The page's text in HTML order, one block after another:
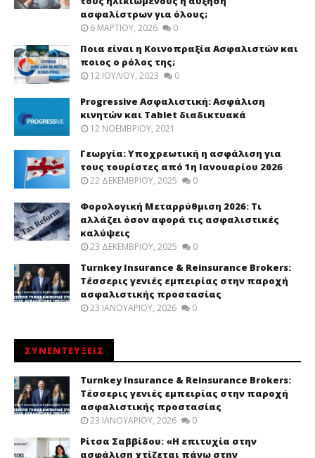
ασφαλίστρων για όλους;
6 ΜΑΡΤΊΟΥ, 2026 0
Ποια είναι η Κοινοπραξία Ασφαλιστών και
ποιος ο ρόλος της;
12 ΙΟΥΛΊΟΥ, 2023 0
Progressive Ασφαλιστική: Ασφάλιση
κινητών και Tablet διαδικτυακά
12 ΝΟΕΜΒΡΊΟΥ, 2021
Γεωργία: Υποχρεωτική η ασφάλιση για
τους τουρίστες από 1η Ιανουαρίου 2026
22 ΔΕΚΕΜΒΡΊΟΥ, 2025 0
Φορολογική Μεταρρύθμιση 2026: Τι
αλλάζει όσον αφορά τις ασφαλιστικές
καλύψεις
23 ΔΕΚΕΜΒΡΊΟΥ, 2025 0
Turnkey Insurance & Reinsurance Brokers:
Τέσσερις γενιές εμπειρίας στην παροχή
ασφαλιστικής προστασίας
23 ΙΑΝΟΥΑΡΊΟΥ, 2026 0
ΣΥΝΕΝΤΕΥΞΕΙΣ
Turnkey Insurance & Reinsurance Brokers:
Τέσσερις γενιές εμπειρίας στην παροχή
ασφαλιστικής προστασίας
23 ΙΑΝΟΥΑΡΊΟΥ, 2026 0
Ρίτσα Σαββίδου: «Η επιτυχία στην
ασφάλιση χτίζεται πάνω στην